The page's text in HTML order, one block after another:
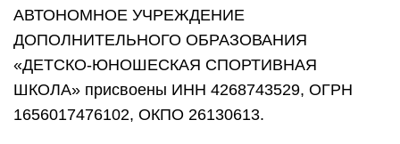
АВТОНОМНОЕ УЧРЕЖДЕНИЕ
ДОПОЛНИТЕЛЬНОГО ОБРАЗОВАНИЯ
«ДЕТСКО-ЮНОШЕСКАЯ СПОРТИВНАЯ
ШКОЛА» присвоены ИНН 4268743529, ОГРН
1656017476102, ОКПО 26130613.